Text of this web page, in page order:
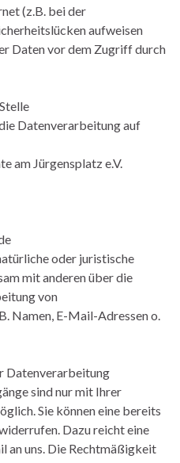
(z.B. bei der
aufweisen
Daten vor dem Zugriff durch
Datenverarbeitung auf
am Jürgensplatz e.V.
oder juristische
mit anderen über die
von
Namen, E-Mail-Adressen o.
Datenverarbeitung
sind nur mit Ihrer
Sie können eine bereits
Dazu reicht eine
uns. Die Rechtmäßigkeit